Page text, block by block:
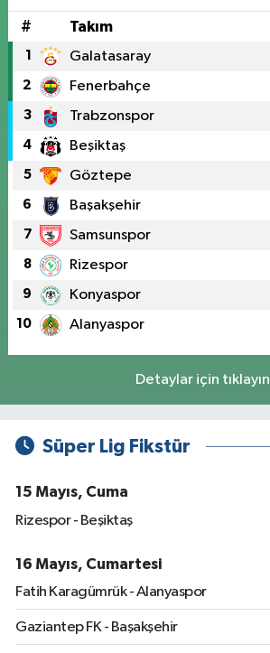
# Takım
1 Galatasaray
2 Fenerbahçe
3 Trabzonspor
4 Beşiktaş
5 Göztepe
6 Başakşehir
7 Samsunspor
8 Rizespor
9 Konyaspor
10 Alanyaspor
Detaylar için tıklayın
Süper Lig Fikstür
15 Mayıs, Cuma
Rizespor - Beşiktaş
16 Mayıs, Cumartesi
Fatih Karagümrük - Alanyaspor
Gaziantep FK - Başakşehir